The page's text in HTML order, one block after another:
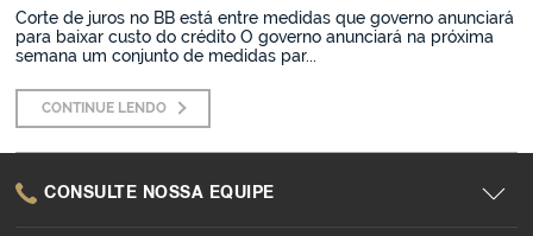
PR (43) 3015-9042
Corte de juros no BB está entre medidas que governo anunciará
para baixar custo do crédito O governo anunciará na próxima
semana um conjunto de medidas par...
CONTINUE LENDO
CONSULTE NOSSA EQUIPE